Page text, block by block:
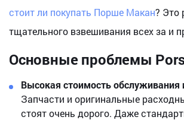
стоит ли покупать Порше Макан? Это
тщательного взвешивания всех за и
Основные проблемы
Высокая стоимость обслуживания
Запчасти и оригинальные
стоят очень дорого. Даже